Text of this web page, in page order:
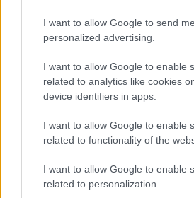
I want to allow Google to send me
personalized advertising.
I want to allow Google to enable
related to analytics like cookies
device identifiers in apps.
I want to allow Google to enable
related to functionality of the
I want to allow Google to enable
related to personalization.
Lionel Messi
Lucía Herrera · 9 Ago 2026
IMPUESTO